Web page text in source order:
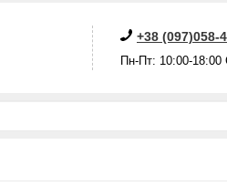
+38 (097)058-
Пн-Пт: 10:00-